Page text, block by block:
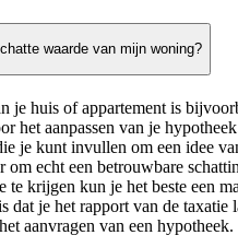
waarde van mijn woning?
je huis of appartement is
het aanpassen van je
je kunt invullen om een idee
om echt een betrouwbare
te krijgen kun je het beste een
dat je het rapport van de taxatie
aanvragen van een hypotheek.